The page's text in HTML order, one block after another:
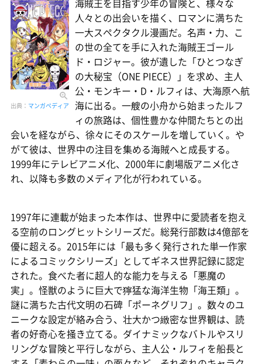
出典： マンガペディア
人々との出会いを描く、ロマンに満ちた
一大スペクタクル漫画だ。名声・力、こ
の世の全てを手に入れた海賊王ゴール
ド・ロジャー。彼が遺した「ひとつなぎ
の大秘宝（ONE PIECE）」を求め、主人
公・モンキー・D・ルフィは、大海原へ航
海に出る。一艘の小舟から始まったルフ
ィの旅路は、個性豊かな仲間たちとの出
会いを経ながら、徐々にそのスケールを増していく。や
がて彼は、世界中の注目を集める海賊へと成長する。
1999年にテレビアニメ化、2000年に劇場版アニメ化さ
れ、以降も多数のメディア化が行われている。
1997年に連載が始まった本作は、世界中に愛読者を抱え
る空前のロングヒットシリーズだ。総発行部数は4億部を
優に超える。2015年には「最も多く発行された単一作家
によるコミックシリーズ」としてギネス世界記録に認定
された。食べた者に超人的な能力を与える「悪魔の
実」。怪獣のように巨大で獰猛な海洋生物「海王類」。
謎に満ちた古代文明の石碑「ポーネグリフ」。数々のユ
ニークな設定が絡み合う、壮大かつ緻密な世界観は、読
者の好奇心を掻き立てる。ダイナミックなバトルやスリ
リングな冒険と平行しながら、主人公・ルフィを船長と